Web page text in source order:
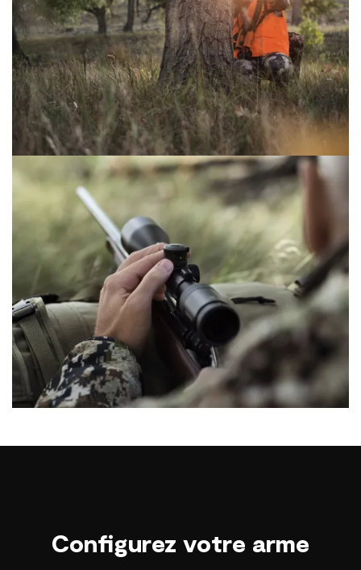
Configurez votre arme